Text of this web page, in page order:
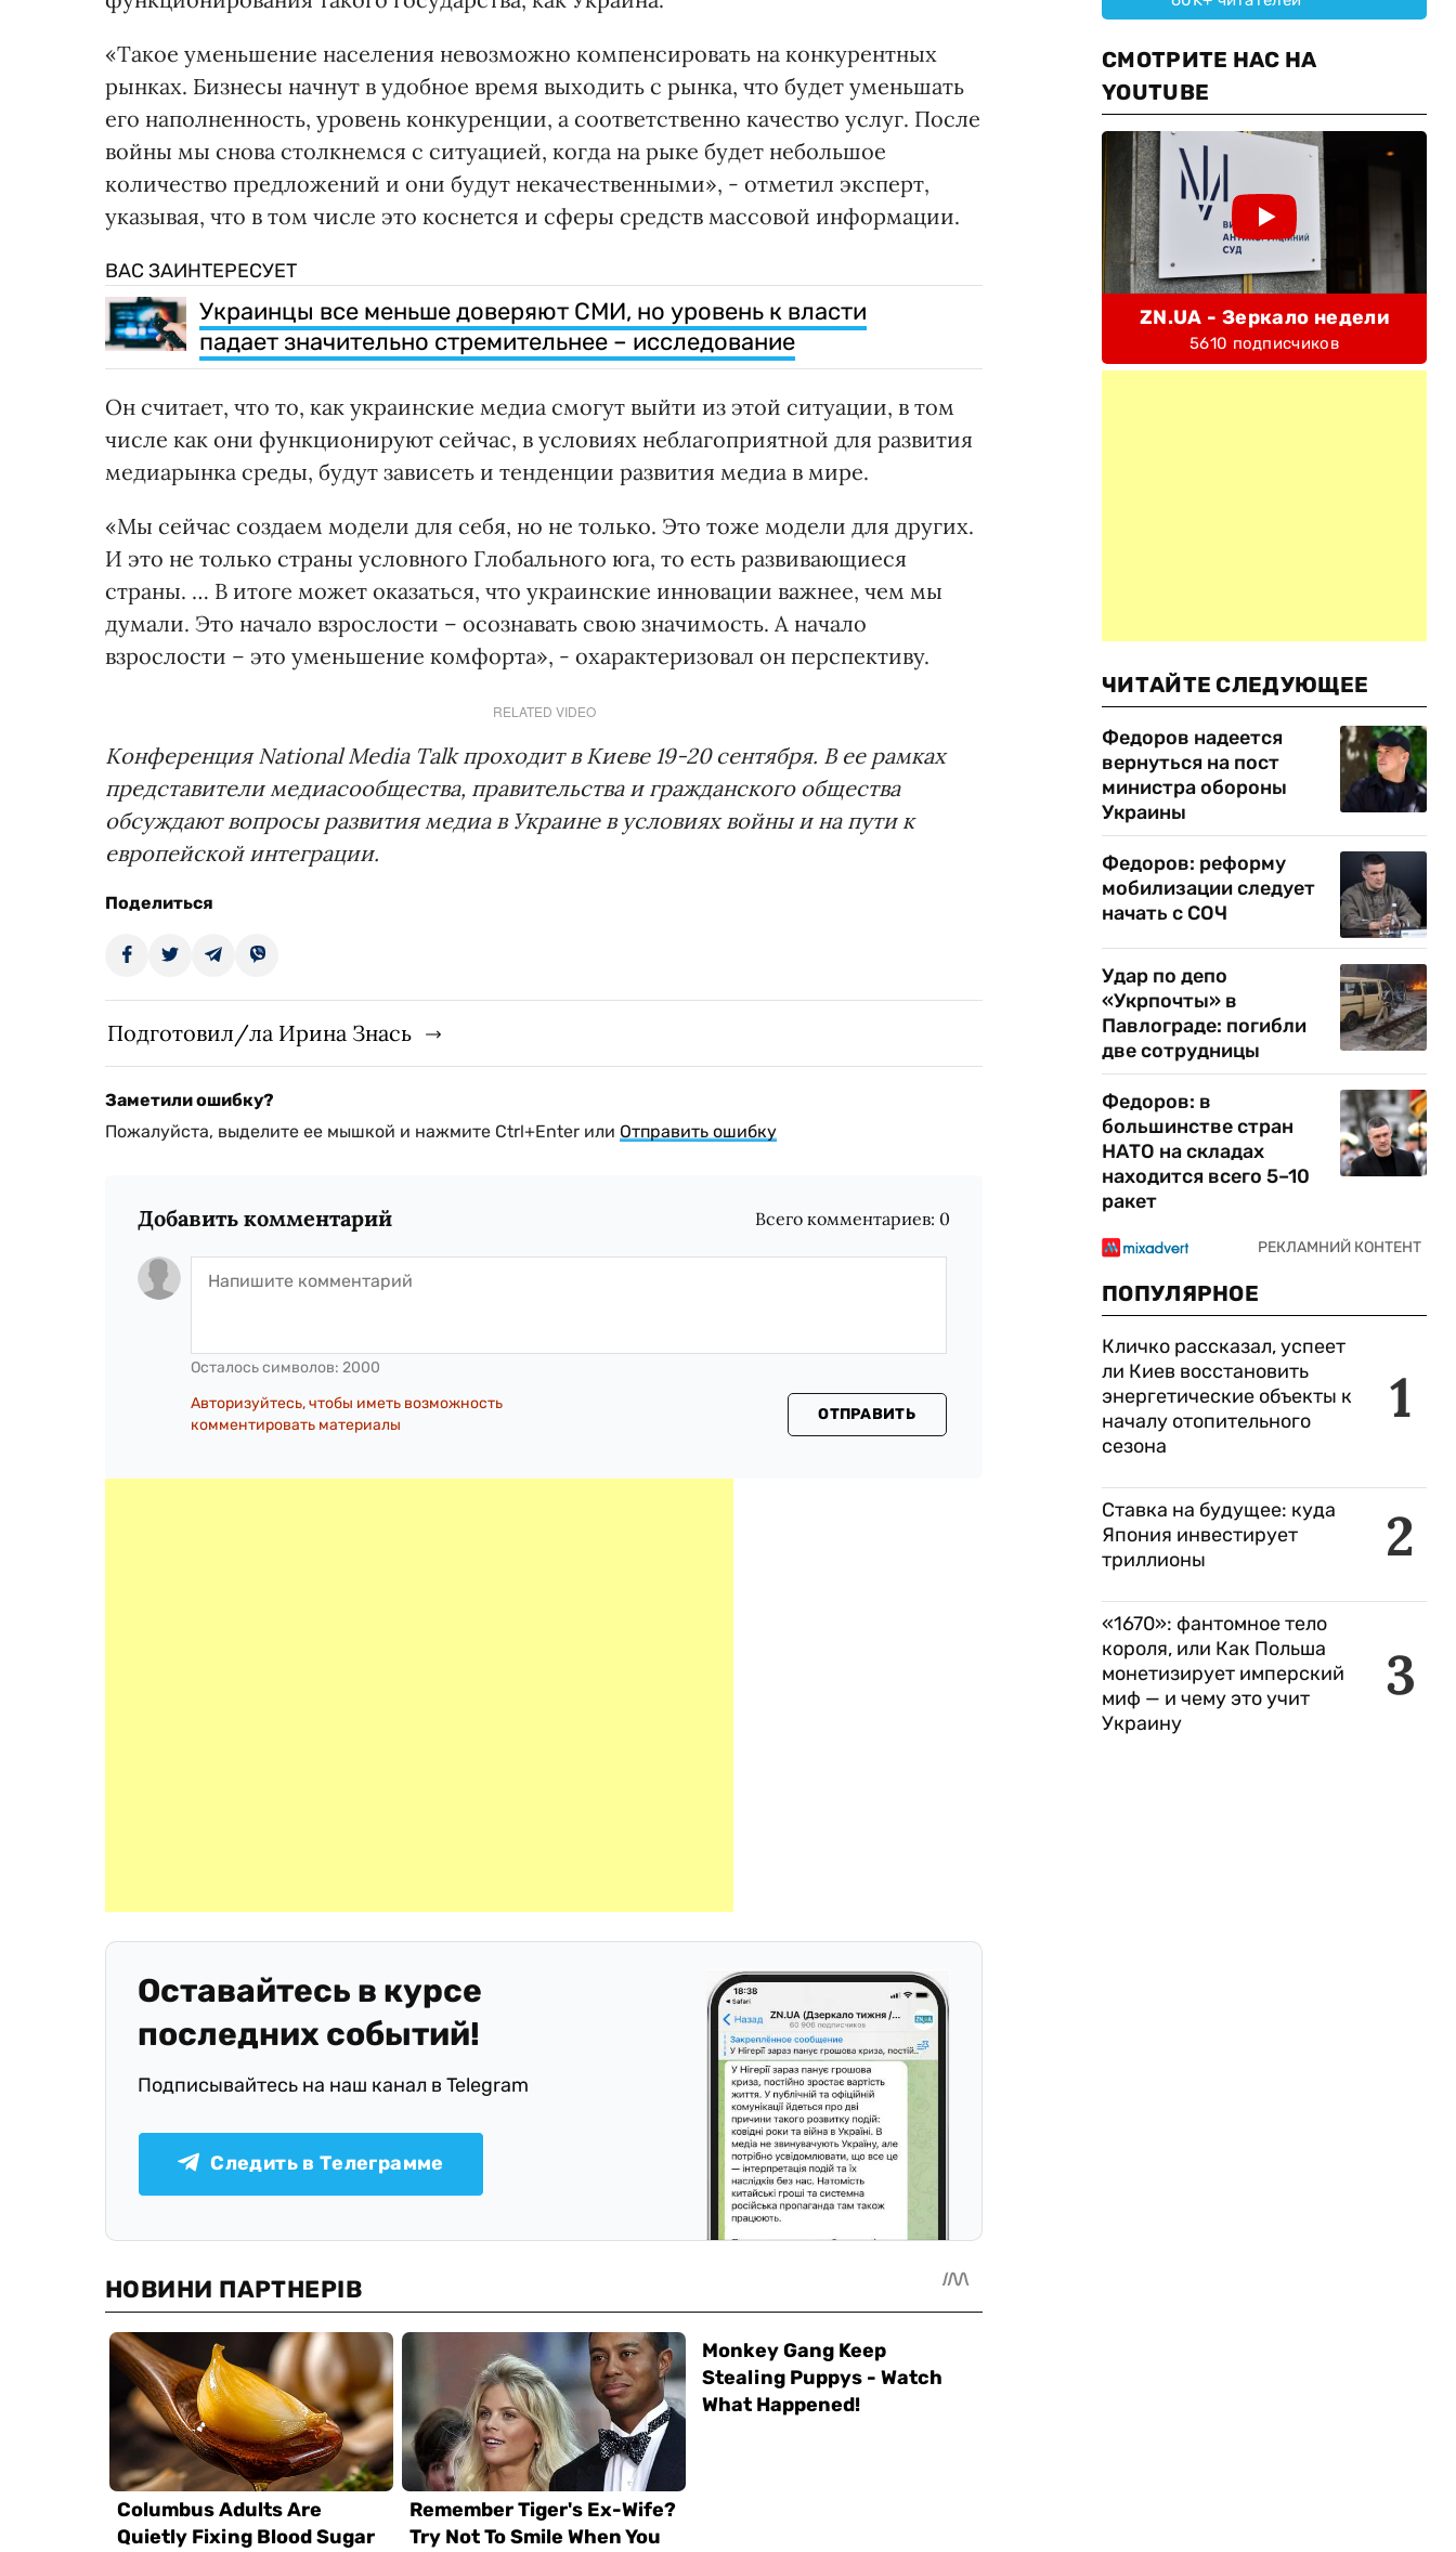
«Такое уменьшение населения невозможно компенсировать на конкурентных
рынках. Бизнесы начнут в удобное время выходить с рынка, что будет уменьшать
его наполненность, уровень конкуренции, а соответственно качество услуг. После
войны мы снова столкнемся с ситуацией, когда на рыке будет небольшое
количество предложений и они будут некачественными», - отметил эксперт,
указывая, что в том числе это коснется и сферы средств массовой информации.
ВАС ЗАИНТЕРЕСУЕТ
Украинцы все меньше доверяют СМИ, но уровень к власти
падает значительно стремительнее – исследование
Он считает, что то, как украинские медиа смогут выйти из этой ситуации, в том
числе как они функционируют сейчас, в условиях неблагоприятной для развития
медиарынка среды, будут зависеть и тенденции развития медиа в мире.
«Мы сейчас создаем модели для себя, но не только. Это тоже модели для других.
И это не только страны условного Глобального юга, то есть развивающиеся
страны. … В итоге может оказаться, что украинские инновации важнее, чем мы
думали. Это начало взрослости – осознавать свою значимость. А начало
взрослости – это уменьшение комфорта», - охарактеризовал он перспективу.
RELATED VIDEO
Конференция National Media Talk проходит в Киеве 19-20 сентября. В ее рамках
представители медиасообщества, правительства и гражданского общества
обсуждают вопросы развития медиа в Украине в условиях войны и на пути к
европейской интеграции.
Поделиться
Подготовил/ла Ирина Знась
Заметили ошибку?
Пожалуйста, выделите ее мышкой и нажмите Ctrl+Enter или Отправить ошибку
Добавить комментарий Всего комментариев: 0
Осталось символов: 2000
Авторизуйтесь, чтобы иметь возможность
комментировать материалы
ОТПРАВИТЬ
Оставайтесь в курсе
последних событий!
Подписывайтесь на наш канал в Telegram
Следить в Телеграмме
СМОТРИТЕ НАС НА
YOUTUBE
ZN.UA - Зеркало недели
5610 подписчиков
ЧИТАЙТЕ СЛЕДУЮЩЕЕ
Федоров надеется
вернуться на пост
министра обороны
Украины
Федоров: реформу
мобилизации следует
начать с СОЧ
Удар по депо
«Укрпочты» в
Павлограде: погибли
две сотрудницы
Федоров: в
большинстве стран
НАТО на складах
находится всего 5–10
ракет
ПОПУЛЯРНОЕ
1
Кличко рассказал, успеет
ли Киев восстановить
энергетические объекты к
началу отопительного
сезона
2
Ставка на будущее: куда
Япония инвестирует
триллионы
3
«1670»: фантомное тело
короля, или Как Польша
монетизирует имперский
миф — и чему это учит
Украину